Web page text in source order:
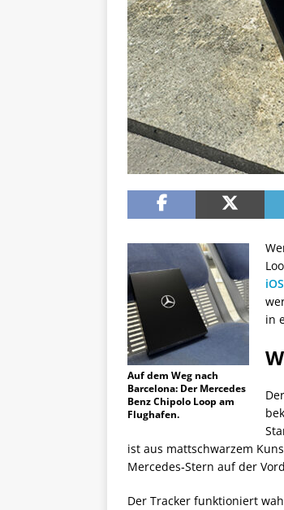
Auf dem Weg nach
Barcelona: Der Mercedes
Benz Chipolo Loop am
Flughafen.
iOS
in
ist aus mattschwarzem
Mercedes‑Stern auf der
Der Tracker funktioniert